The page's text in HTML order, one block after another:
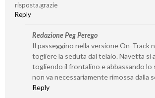
risposta.grazie
Reply
Redazione Peg Perego
Il passeggino nella versione On-Track
togliere la seduta dal telaio. Navetta si
togliendo il frontalino e abbassando lo
non va necessariamente rimossa dalla
Reply